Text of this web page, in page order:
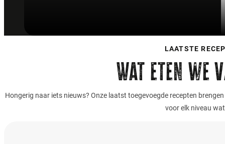
LAATSTE
Wat eten we
Hongerig naar iets nieuws? Onze laatst toegevoegde recepten
voor elk niveau